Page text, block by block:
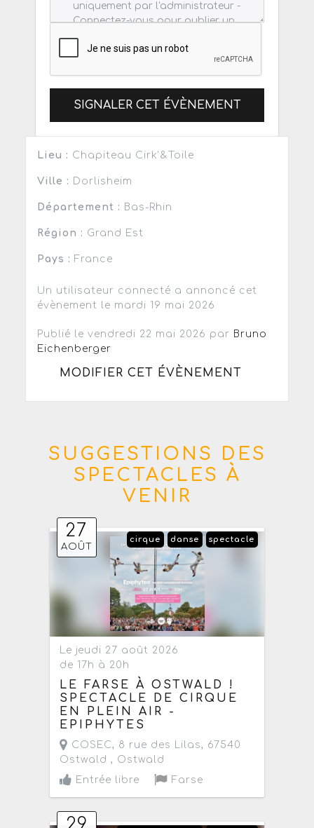
SIGNALER CET ÉVÈNEMENT
Lieu : Chapiteau Cirk’&Toile
Ville : Dorlisheim
Département : Bas-Rhin
Région : Grand Est
Pays : France
Un utilisateur connecté a annoncé cet
évènement le mardi 19 mai 2026
Publié le vendredi 22 mai 2026 par Bruno
Eichenberger
MODIFIER CET ÉVÈNEMENT
SUGGESTIONS DES
SPECTACLES À
VENIR
27
AOÛT
spectacle
danse
cirque
Le jeudi 27 août 2026
de 17h à 20h
LE FARSE À OSTWALD !
SPECTACLE DE CIRQUE
EN PLEIN AIR -
EPIPHYTES
COSEC, 8 rue des Lilas, 67540
Ostwald , Ostwald
Entrée libre
Farse